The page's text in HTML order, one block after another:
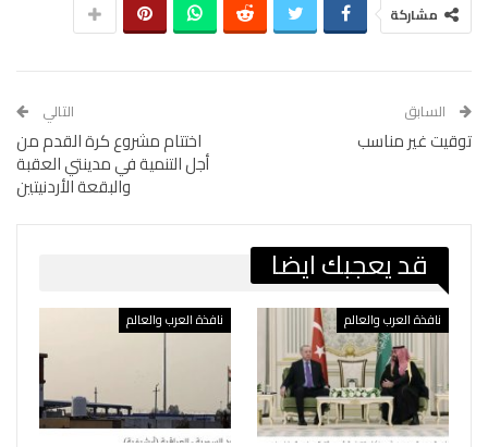
مشاركة
السابق
توقيت غير مناسب
التالي
اختتام مشروع كرة القدم من
أجل التنمية في مدينتي العقبة
والبقعة الأردنيتين
قد يعجبك ايضا
نافذة العرب والعالم نافذة العرب والعالم